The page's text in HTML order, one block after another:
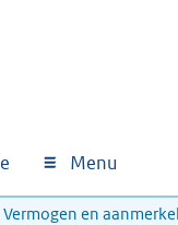
Menu
hier:
Vermogen en